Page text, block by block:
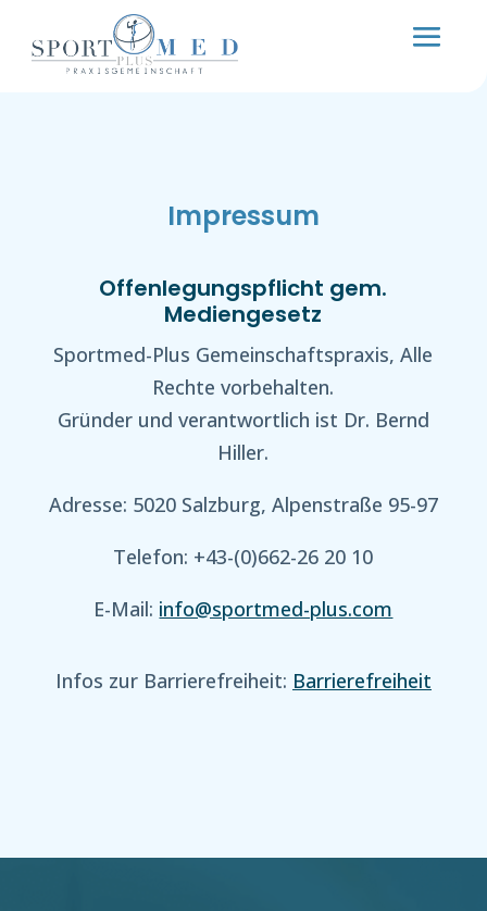
Impressum
Offenlegungspflicht gem.
Mediengesetz
Sportmed-Plus Gemeinschaftspraxis, Alle
Rechte vorbehalten.
Gründer und verantwortlich ist Dr. Bernd
Hiller.
Adresse: 5020 Salzburg, Alpenstraße 95-97
Telefon: +43-(0)662-26 20 10
E-Mail: info@sportmed-plus.com
Infos zur Barrierefreiheit: Barrierefreiheit